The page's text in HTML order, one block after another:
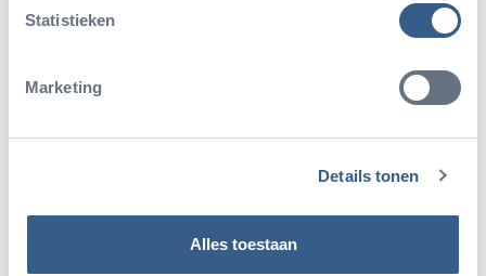
Statistieken
Marketing
Details tonen
Alles toestaan
Reserveer een groepsbezoek